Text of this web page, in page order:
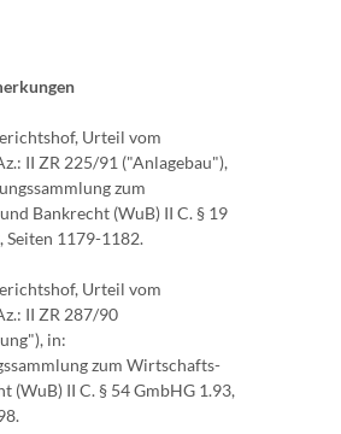
Urteil vom
II ZR 225/91 ("Anlagebau"),
zum
Bankrecht (WuB) II C. § 19
Seiten 1179-1182.
Urteil vom
II ZR 287/90
in:
zum Wirtschafts-
(WuB) II C. § 54 GmbHG 1.93,